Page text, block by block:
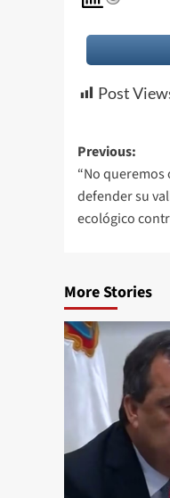
Post
Previous:
“No
defender su
ecológico
More Stories